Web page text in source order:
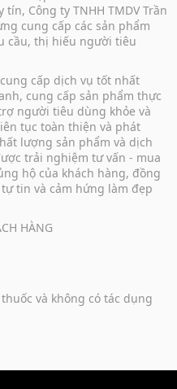
Công ty TNHH TMDV Trần
cung cấp các sản phẩm
cầu, thị hiếu người tiêu
cấp dịch vụ tốt nhất
cung cấp sản phẩm thực
người tiêu dùng khỏe và
tục toàn thiện và phát
lượng sản phẩm và dịch
trải nghiệm tư vấn - mua
hộ của khách hàng, đồng
tin và cảm hứng làm đẹp
HÀNG
và không có tác dụng